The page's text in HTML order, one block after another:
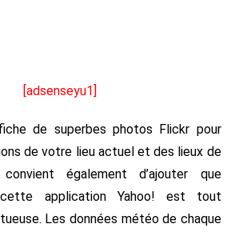
[adsenseyu1]
de superbes photos Flickr pour
de votre lieu actuel et des lieux de
également d’ajouter que
cette application Yahoo! est tout
Les données météo de chaque